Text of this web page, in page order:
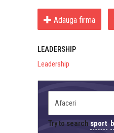
Adauga firma
LEADERSHIP
Leadership
Try to search sport